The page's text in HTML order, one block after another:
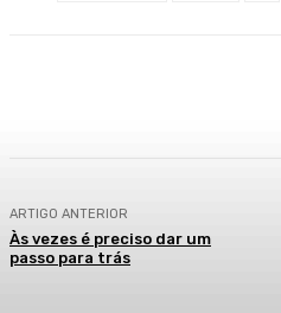
ARTIGO ANTERIOR
Às vezes é preciso dar um
passo para trás